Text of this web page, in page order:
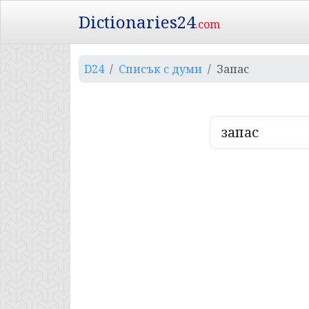
Dictionaries24.com
D24 Списък с думи Запас